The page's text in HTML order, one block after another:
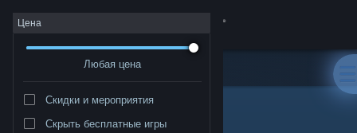
Войти
Сообщество
Цена
Любая цена
Скидки и мероприятия
Скрыть бесплатные игры
Разработчик: 3D Talo Finland Ltd.